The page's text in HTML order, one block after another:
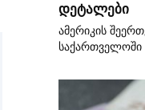
დეტალები
ამერიკის
საქართველოში